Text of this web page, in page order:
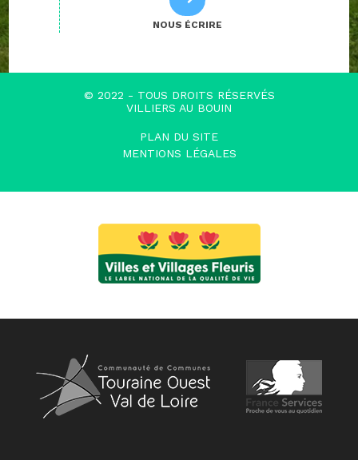
NOUS ÉCRIRE
© 2022 - TOUS DROITS RÉSERVÉS
VILLIERS AU BOUIN
PLAN DU SITE
MENTIONS LÉGALES